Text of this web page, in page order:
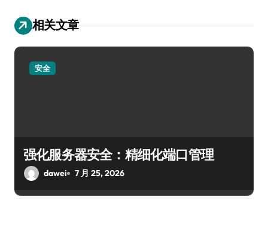
相关文章
安全
强化服务器安全：精细化端口管理
dawei 7 月 25, 2026